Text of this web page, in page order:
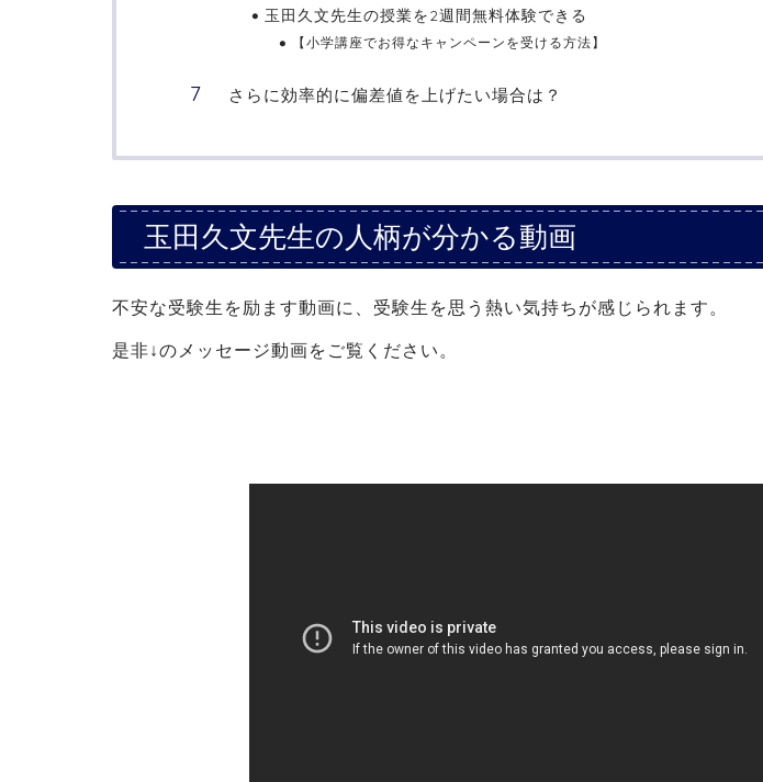
玉田久文先生の授業を2週間無料体験できる
【小学講座でお得なキャンペーンを受ける方法】
さらに効率的に偏差値を上げたい場合は？
玉田久文先生の人柄が分かる動画
不安な受験生を励ます動画に、受験生を思う熱い気持ちが感じられます。
是非↓のメッセージ動画をご覧ください。